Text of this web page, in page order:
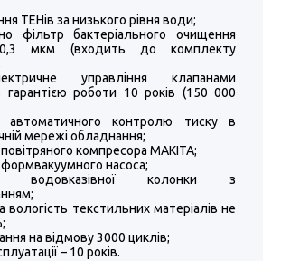
ТЕНів за низького рівня води;
фільтр бактеріального очищення
0,3 мкм (входить до комплекту
управління клапанами
гарантією роботи 10 років (150 000
автоматичного контролю тиску в
мережі обладнання;
компресора MAKITA;
формвакуумного насоса;
водовказівної колонки з
вологість текстильних матеріалів не
на відмову 3000 циклів;
– 10 років.